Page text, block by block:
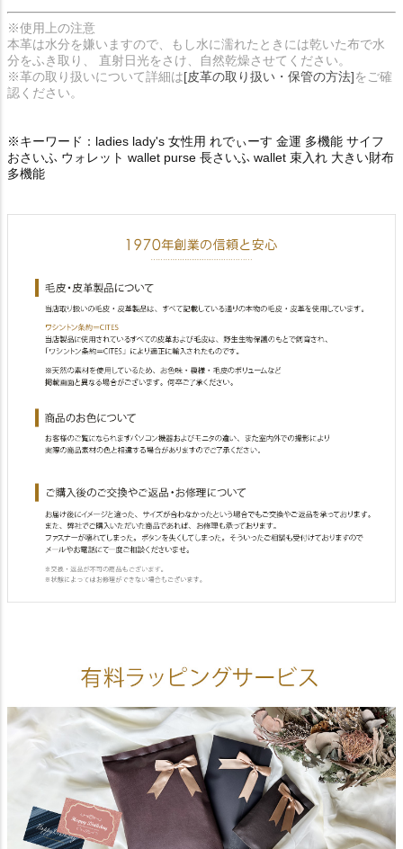
※使用上の注意
本革は水分を嫌いますので、もし水に濡れたときには乾いた布で水
分をふき取り、 直射日光をさけ、自然乾燥させてください。
※革の取り扱いについて詳細は[皮革の取り扱い・保管の方法]をご確
認ください。
※キーワード：ladies lady's 女性用 れでぃーす 金運 多機能 サイフ
おさいふ ウォレット wallet purse 長さいふ wallet 束入れ 大きい財布
多機能